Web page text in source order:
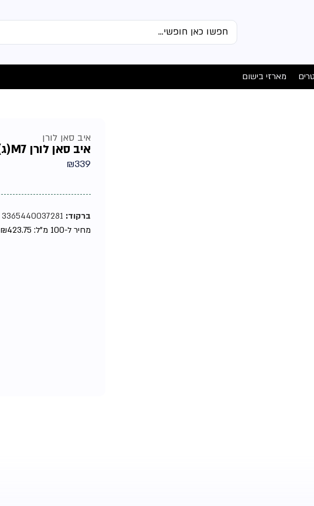
מארזי בישום
איב סאן לורן
איב סאן לורן M7(ג) אדט 80מל
₪339
ברקוד:
מחיר ל-100 מ"ל:
₪423.75